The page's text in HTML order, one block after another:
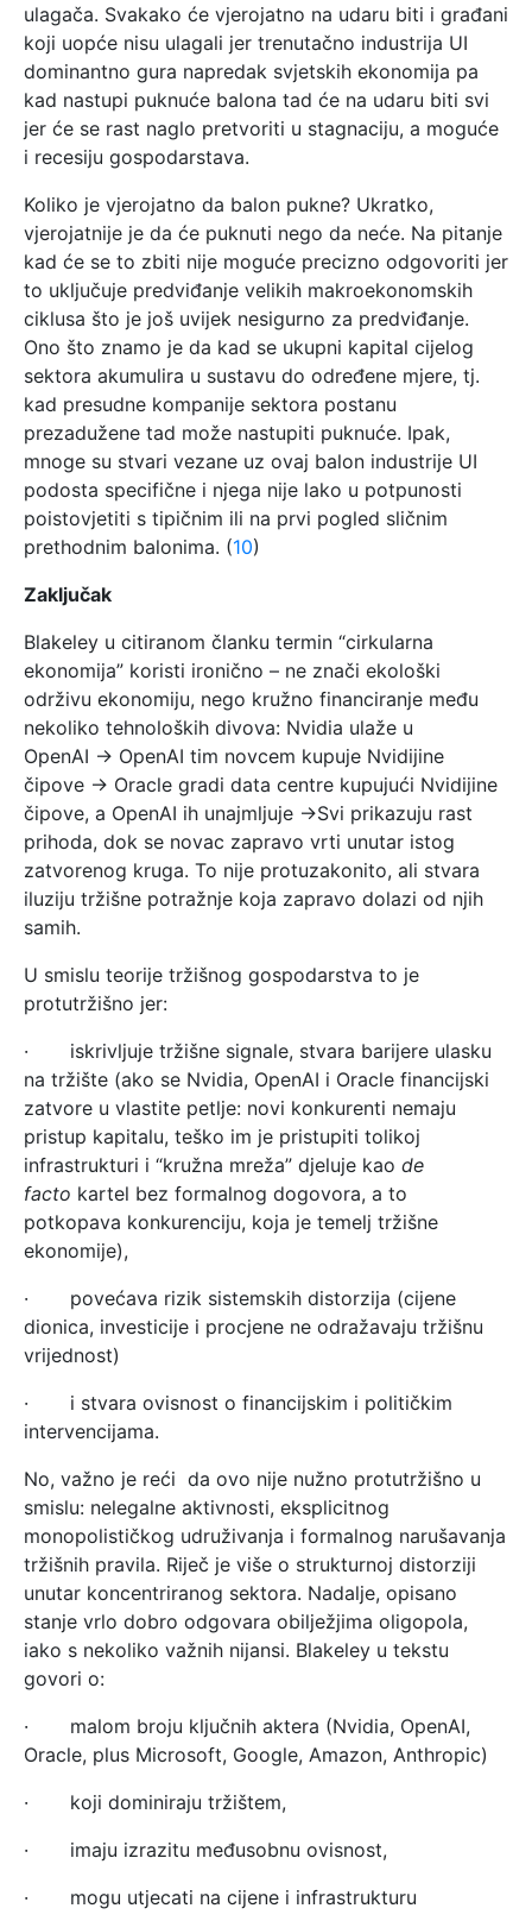
ulagača. Svakako će vjerojatno na udaru biti i građani
koji uopće nisu ulagali jer trenutačno industrija UI
dominantno gura napredak svjetskih ekonomija pa
kad nastupi puknuće balona tad će na udaru biti svi
jer će se rast naglo pretvoriti u stagnaciju, a moguće
i recesiju gospodarstava.
Koliko je vjerojatno da balon pukne? Ukratko,
vjerojatnije je da će puknuti nego da neće. Na pitanje
kad će se to zbiti nije moguće precizno odgovoriti jer
to uključuje predviđanje velikih makroekonomskih
ciklusa što je još uvijek nesigurno za predviđanje.
Ono što znamo je da kad se ukupni kapital cijelog
sektora akumulira u sustavu do određene mjere, tj.
kad presudne kompanije sektora postanu
prezadužene tad može nastupiti puknuće. Ipak,
mnoge su stvari vezane uz ovaj balon industrije UI
podosta specifične i njega nije lako u potpunosti
poistovjetiti s tipičnim ili na prvi pogled sličnim
prethodnim balonima. (10)
Zaključak
Blakeley u citiranom članku termin “cirkularna
ekonomija” koristi ironično – ne znači ekološki
održivu ekonomiju, nego kružno financiranje među
nekoliko tehnoloških divova: Nvidia ulaže u
OpenAI → OpenAI tim novcem kupuje Nvidijine
čipove → Oracle gradi data centre kupujući Nvidijine
čipove, a OpenAI ih unajmljuje →Svi prikazuju rast
prihoda, dok se novac zapravo vrti unutar istog
zatvorenog kruga. To nije protuzakonito, ali stvara
iluziju tržišne potražnje koja zapravo dolazi od njih
samih.
U smislu teorije tržišnog gospodarstva to je
protutržišno jer:
· iskrivljuje tržišne signale, stvara barijere ulasku
na tržište (ako se Nvidia, OpenAI i Oracle financijski
zatvore u vlastite petlje: novi konkurenti nemaju
pristup kapitalu, teško im je pristupiti tolikoj
infrastrukturi i “kružna mreža” djeluje kao de
facto kartel bez formalnog dogovora, a to
potkopava konkurenciju, koja je temelj tržišne
ekonomije),
· povećava rizik sistemskih distorzija (cijene
dionica, investicije i procjene ne odražavaju tržišnu
vrijednost)
· i stvara ovisnost o financijskim i političkim
intervencijama.
No, važno je reći da ovo nije nužno protutržišno u
smislu: nelegalne aktivnosti, eksplicitnog
monopolističkog udruživanja i formalnog narušavanja
tržišnih pravila. Riječ je više o strukturnoj distorziji
unutar koncentriranog sektora. Nadalje, opisano
stanje vrlo dobro odgovara obilježjima oligopola,
iako s nekoliko važnih nijansi. Blakeley u tekstu
govori o:
· malom broju ključnih aktera (Nvidia, OpenAI,
Oracle, plus Microsoft, Google, Amazon, Anthropic)
· koji dominiraju tržištem,
· imaju izrazitu međusobnu ovisnost,
· mogu utjecati na cijene i infrastrukturu